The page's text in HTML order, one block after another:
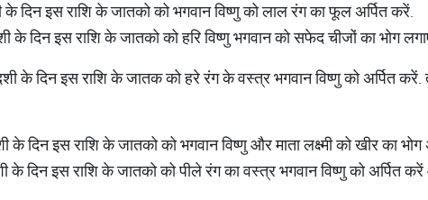
के दिन इस राशि के जातको को भगवान विष्णु को लाल रंग का फूल अर्पित करें.
के दिन इस राशि के जातको को हरि विष्णु भगवान को सफेद चीजों का भोग
के दिन इस राशि के जातक को हरे रंग के वस्त्र भगवान विष्णु को अर्पित करें.
के दिन इस राशि के जातको को भगवान विष्णु और माता लक्ष्मी को खीर का भोग
के दिन इस राशि के जातको को पीले रंग का वस्त्र भगवान विष्णु को अर्पित